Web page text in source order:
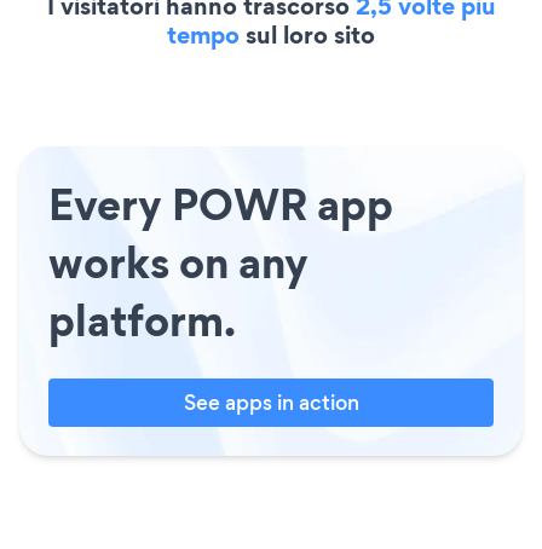
temposul loro sito
Every POWR app
works on any
platform.
See apps in action